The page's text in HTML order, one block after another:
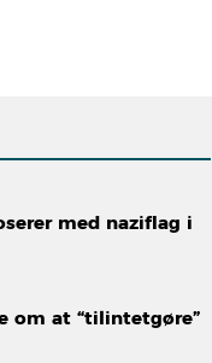
med naziflag i
om at “tilintetgøre”